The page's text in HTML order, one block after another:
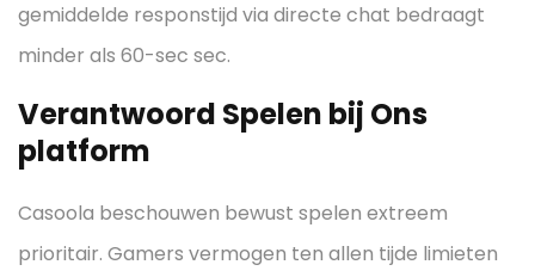
gemiddelde responstijd via directe chat bedraagt
minder als 60-sec sec.
Verantwoord Spelen bij Ons
platform
Casoola beschouwen bewust spelen extreem
prioritair. Gamers vermogen ten allen tijde limieten